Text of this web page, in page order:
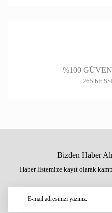
%100
265 bit
Bizden Haber
Haber listemize kayıt olarak